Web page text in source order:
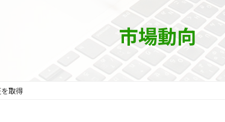
市場動向
取得